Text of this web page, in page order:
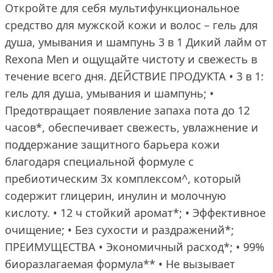
Откройте для себя мультифункциональное
средство для мужской кожи и волос – гель для
душа, умывания и шампунь 3 в 1 Дикий лайм от
Rexona Men и ощущайте чистоту и свежесть в
течение всего дня. ДЕЙСТВИЕ ПРОДУКТА • 3 в 1:
гель для душа, умывания и шампунь; •
Предотвращает появление запаха пота до 12
часов*, обеспечивает свежесть, увлажнение и
поддержание защитного барьера кожи
благодаря специальной формуле с
пребиотическим 3х комплексом^, который
содержит глицерин, инулин и молочную
кислоту. • 12 ч стойкий аромат*; • Эффективное
очищение; • Без сухости и раздражений*;
ПРЕИМУЩЕСТВА • Экономичный расход*; • 99%
биоразлагаемая формула** • Не вызывает